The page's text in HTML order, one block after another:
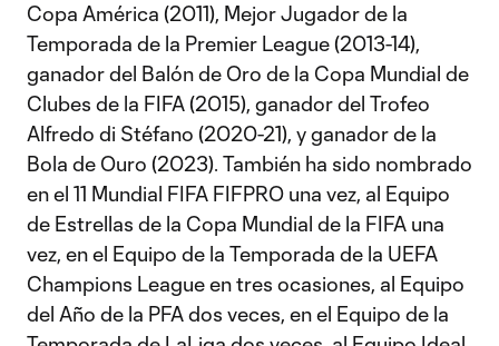
Copa América (2011), Mejor Jugador de la
Temporada de la Premier League (2013-14),
ganador del Balón de Oro de la Copa Mundial de
Clubes de la FIFA (2015), ganador del Trofeo
Alfredo di Stéfano (2020-21), y ganador de la
Bola de Ouro (2023). También ha sido nombrado
en el 11 Mundial FIFA FIFPRO una vez, al Equipo
de Estrellas de la Copa Mundial de la FIFA una
vez, en el Equipo de la Temporada de la UEFA
Champions League en tres ocasiones, al Equipo
del Año de la PFA dos veces, en el Equipo de la